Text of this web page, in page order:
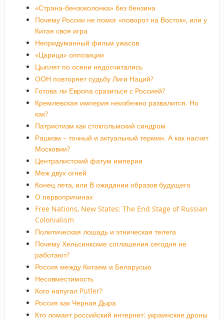
«Страна-бензоколонка» без бензина
Почему России не помог «поворот на Восток», или у
Китая своя игра
Непридуманный фильм ужасов
«Царица» оппозиции
Цыплят по осени недосчитались
ООН повторяет судьбу Лиги Наций?
Готова ли Европа сразиться с Россией?
Кремлевская империя неизбежно развалится. Но
как?
Патриотизм как стокгольмский синдром
Рашизм – точный и актуальный термин. А как насчет
Московии?
Централистский фатум империи
Меж двух огней
Конец лета, или В ожидании образов будущего
О первопричинах
Free Nations, New States: The End Stage of Russian
Colonialism
Политическая лошадь и этническая телега
Почему Хельсинкские соглашения сегодня не
работают?
Россия между Китаем и Беларусью
Несовместимость
Кого напугал Putler?
Россия как Черная Дыра
Кто ломает российский интернет: украинские дроны